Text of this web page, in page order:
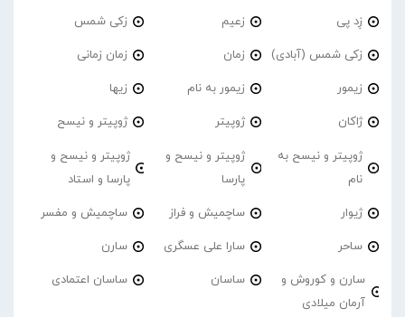
زِد پی زعیم زکی شمس
زکی شمس (آبادی) زمان زمان زمانی
زیمور زیمور به نام زیها
ژاکان ژوپیتر ژوپیتر و نیسح
ژوپیتر و نیسح به
نام
ژوپیتر و نیسح و
پارسا
ژوپیتر و نیسح و
پارسا و استاد
ژیوار ساچمیش و فراز ساچمیش و مفسر
ساحر سارا علی عسگری سارن
سارن و کوروش و
آرمان میلادی
ساسان ساسان اعتمادی